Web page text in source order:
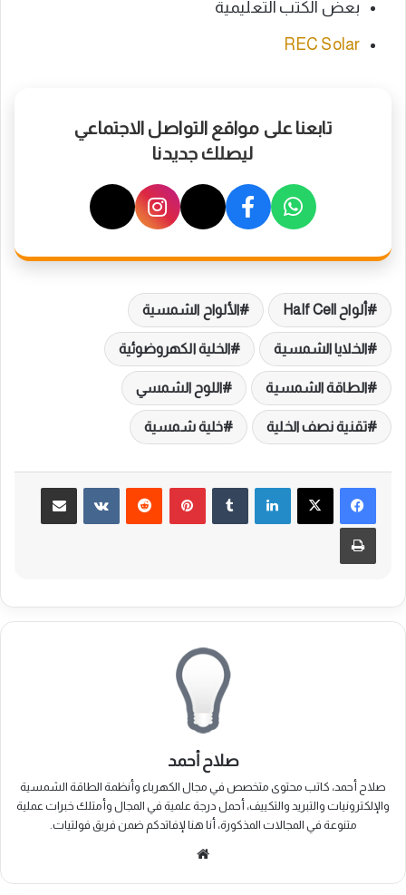
بعض الكتب التعليمية
REC Solar
تابعنا على مواقع التواصل الاجتماعي
ليصلك جديدنا
ألواح Half Cell الألواح الشمسية
الخلايا الشمسية الخلية الكهروضوئية
الطاقة الشمسية اللوح الشمسي
تقنية نصف الخلية خلية شمسية
لينكدإن
‏Tumblr بينتيريست
‏Reddit
‏VKontakte مشاركة عبر البريد
طباعة
صلاح أحمد
صلاح أحمد، كاتب محتوى متخصص في مجال الكهرباء وأنظمة الطاقة الشمسية
والإلكترونيات والتبريد والتكييف، أحمل درجة علمية في المجال وأمتلك خبرات عملية
متنوعة في المجالات المذكورة، أنا هنا لإفاتدكم ضمن فريق فولتيات.